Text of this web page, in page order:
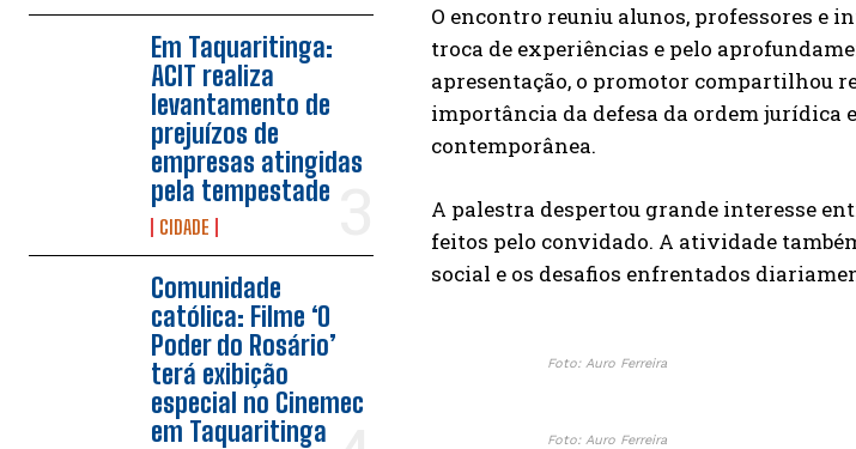
Em Taquaritinga:
ACIT realiza
levantamento de
prejuízos de
empresas atingidas
pela tempestade
CIDADE
Comunidade
católica: Filme ‘O
Poder do Rosário’
terá exibição
especial no Cinemec
em Taquaritinga
O encontro reuniu alunos, professores e
troca de experiências e pelo
apresentação, o promotor compartilhou
importância da defesa da ordem jurídica
contemporânea.
A palestra despertou grande interesse
feitos pelo convidado. A atividade
social e os desafios enfrentados
Foto: Auro Ferreira
Foto: Auro Ferreira